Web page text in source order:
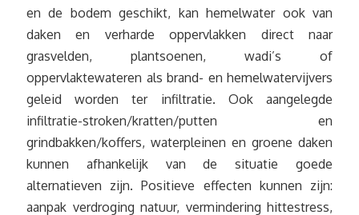
en de bodem geschikt, kan hemelwater ook van
daken en verharde oppervlakken direct naar
grasvelden, plantsoenen, wadi’s of
oppervlaktewateren als brand- en hemelwatervijvers
geleid worden ter infiltratie. Ook aangelegde
infiltratie-stroken/kratten/putten en
grindbakken/koffers, waterpleinen en groene daken
kunnen afhankelijk van de situatie goede
alternatieven zijn. Positieve effecten kunnen zijn:
aanpak verdroging natuur, vermindering hittestress,